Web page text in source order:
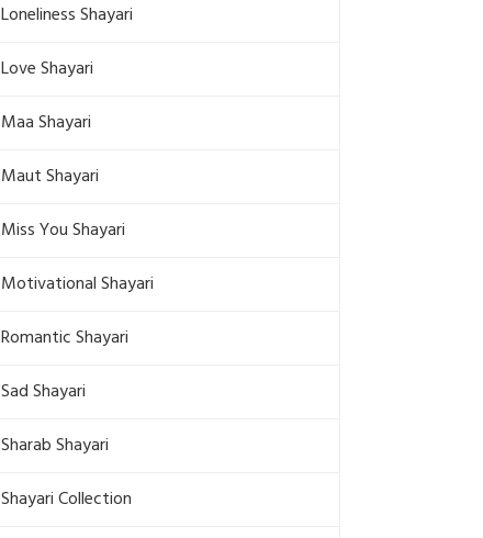
Loneliness Shayari
Love Shayari
Maa Shayari
Maut Shayari
Miss You Shayari
Motivational Shayari
Romantic Shayari
Sad Shayari
Sharab Shayari
Shayari Collection